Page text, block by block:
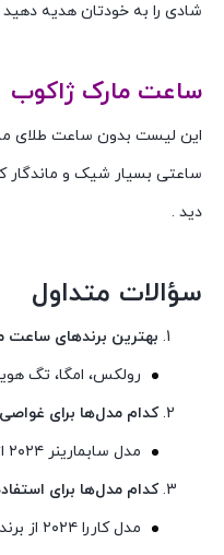
شادی را به خودتان هدیه دهید
ساعت مارک ژاکوب
این لیست بدون ساعت طلای
ساعتی بسیار شیک و ماندگار
دید .
سؤالات متداول
بهترین برندهای ساعت مچی در
رولکس، امگا، تگ
کدام مدل‌ها برای
مدل سابمارینر ۲۰۲۴ از برند رولکس.
کدام مدل‌ها برای
مدل کاررا ۲۰۲۴ از برند تگ هویر.